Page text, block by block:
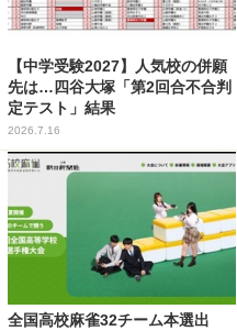
【中学受験2027】人気校の併願
先は…四谷大塚「第2回合不合判
定テスト」結果
2026.7.16
全国高校麻雀32チーム本選出